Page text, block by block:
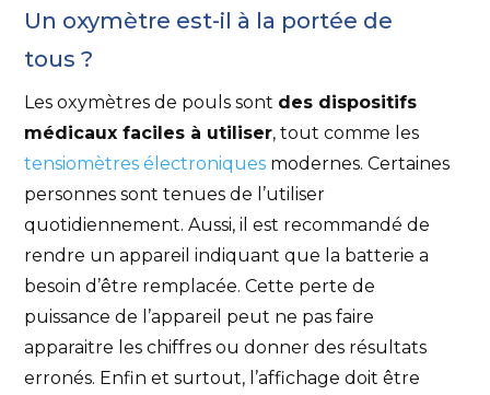
Un oxymètre est-il à la portée de
tous ?
Les oxymètres de pouls sont des dispositifs
médicaux faciles à utiliser, tout comme les
tensiomètres électroniques modernes. Certaines
personnes sont tenues de l’utiliser
quotidiennement. Aussi, il est recommandé de
rendre un appareil indiquant que la batterie a
besoin d’être remplacée. Cette perte de
puissance de l’appareil peut ne pas faire
apparaitre les chiffres ou donner des résultats
erronés. Enfin et surtout, l’affichage doit être